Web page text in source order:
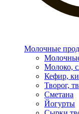
Молочные
Молоко,
Кефир,
Творог,
Сметана
Йогурты